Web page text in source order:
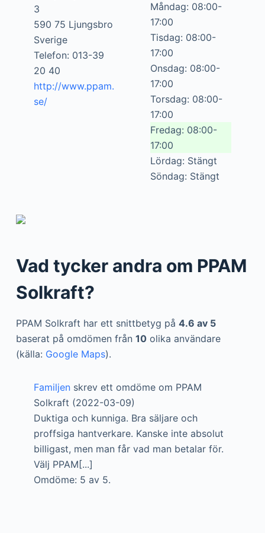
3
590 75 Ljungsbro
Sverige
Telefon: 013-39
20 40
http://www.ppam.
se/
Måndag: 08:00-
17:00
Tisdag: 08:00-
17:00
Onsdag: 08:00-
17:00
Torsdag: 08:00-
17:00
Fredag: 08:00-
17:00
Lördag: Stängt
Söndag: Stängt
Vad tycker andra om PPAM
Solkraft?
PPAM Solkraft har ett snittbetyg på 4.6 av 5
baserat på omdömen från 10olika användare
(källa: Google Maps).
Familjenskrev ett omdöme om PPAM
Solkraft (2022-03-09)
Duktiga och kunniga. Bra säljare och
proffsiga hantverkare. Kanske inte absolut
billigast, men man får vad man betalar för.
Välj PPAM[...]
Omdöme: 5 av 5.